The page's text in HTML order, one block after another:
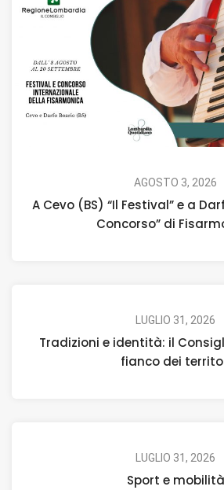
AGOSTO 3, 2026
A Cevo (BS) “Il Festival” e a
Concorso” di
LUGLIO 31, 2026
Tradizioni e identità: il
fianco dei
LUGLIO 31, 2026
Sport e mobilità